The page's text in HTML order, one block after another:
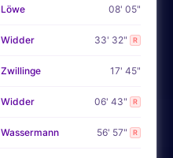
Löwe 08' 05"
Widder 33' 32" R
Zwillinge 17' 45"
Widder 06' 43" R
Wassermann 56' 57" R